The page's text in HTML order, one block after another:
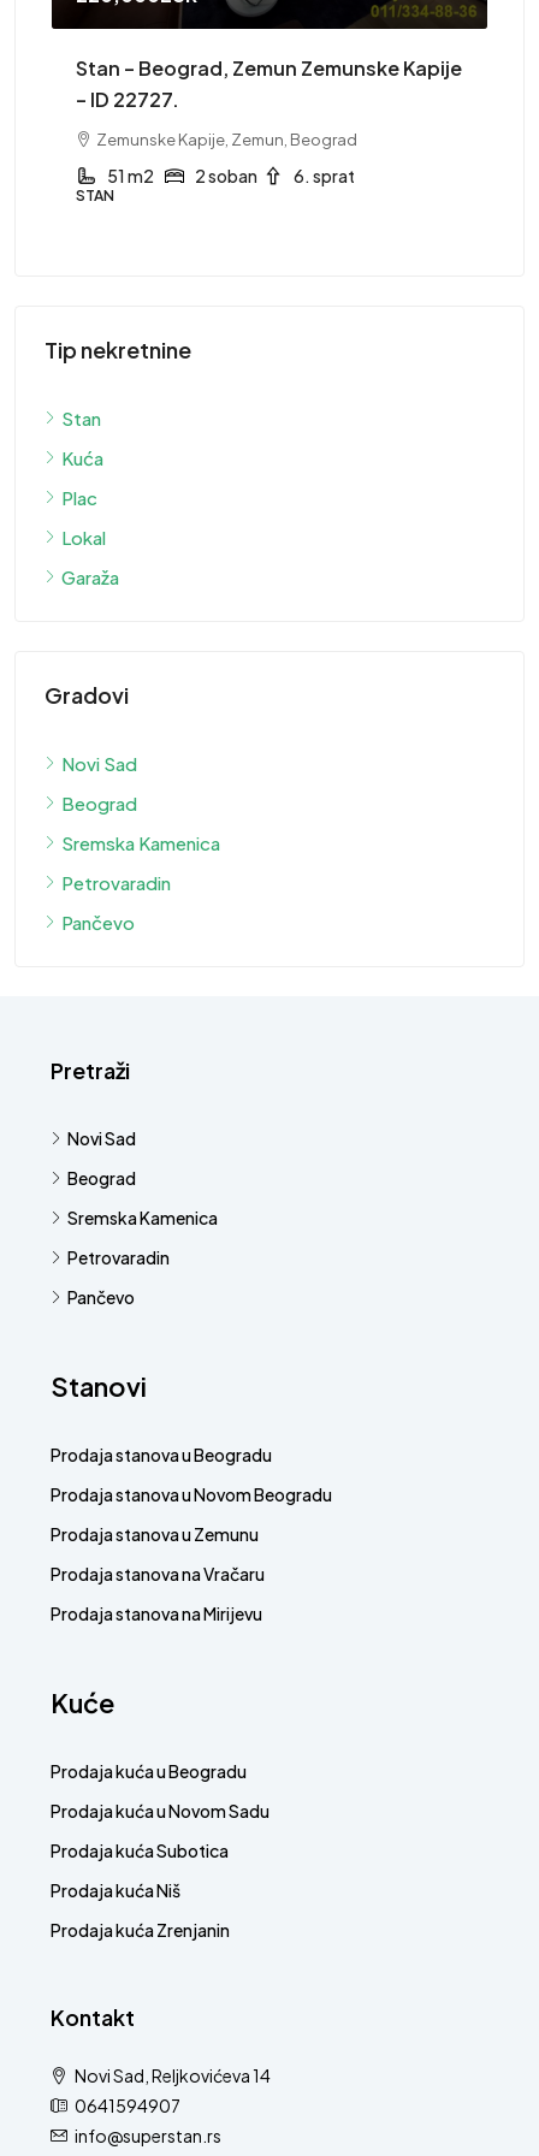
Stan – Beograd, Zemun Zemunske Kapije
– ID 22727.
Zemunske Kapije, Zemun, Beograd
51 m2 2 soban 6. sprat
STAN
Tip nekretnine
Stan
Kuća
Plac
Lokal
Garaža
Gradovi
Novi Sad
Beograd
Sremska Kamenica
Petrovaradin
Pančevo
Pretraži
Novi Sad
Beograd
Sremska Kamenica
Petrovaradin
Pančevo
Stanovi
Prodaja stanova u Beogradu
Prodaja stanova u Novom Beogradu
Prodaja stanova u Zemunu
Prodaja stanova na Vračaru
Prodaja stanova na Mirijevu
Kuće
Prodaja kuća u Beogradu
Prodaja kuća u Novom Sadu
Prodaja kuća Subotica
Prodaja kuća Niš
Prodaja kuća Zrenjanin
Kontakt
Novi Sad, Reljkovićeva 14
0641594907
info@superstan.rs